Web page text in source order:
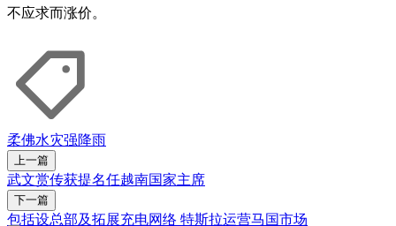
不应求而涨价。
柔佛水灾强降雨
上一篇
武文赏传获提名任越南国家主席
下一篇
包括设总部及拓展充电网络 特斯拉运营马国市场